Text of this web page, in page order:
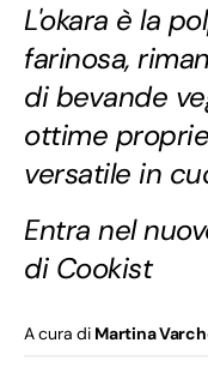
L'okara è la
farinosa,
di bevande
ottime
versatile in
Entra nel
di Cookist
A cura di Martina